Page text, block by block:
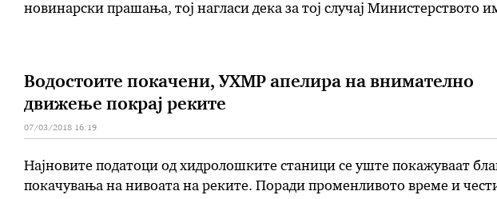
новинарски прашања, тој нагласи дека за тој случај Министерството
Водостоите покачени, УХМР апелира на внимателно
движење покрај реките
07/03/2018 16:19
Најновите податоци од хидролошките станици се уште покажуваат
покачувања на нивоата на реките. Поради променливото време и